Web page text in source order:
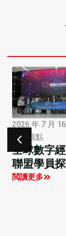
2026 年 7 月
行業觀點
全球數字
聯盟學員
閲讀更多